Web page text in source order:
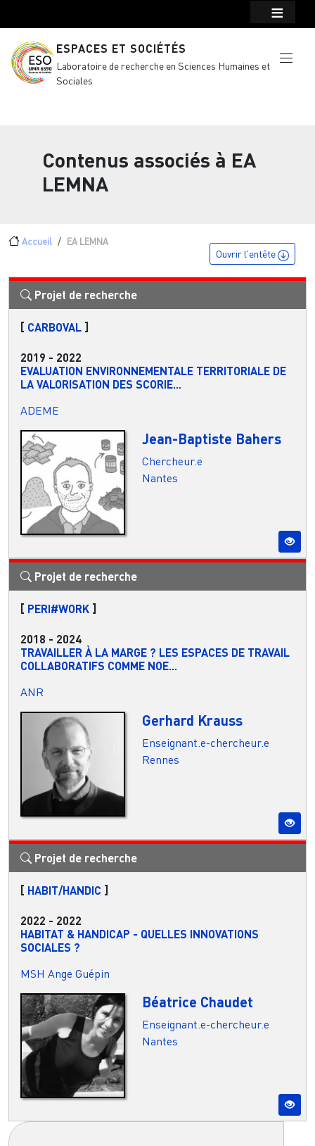
ESPACES ET SOCIÉTÉS
Laboratoire de recherche en Sciences Humaines et
Sociales
Contenus associés à EA
LEMNA
Fil d'Ariane
Accueil EA LEMNA
Ouvrir l'entête
Projet de recherche
[ CARBOVAL ]
2019 - 2022
EVALUATION ENVIRONNEMENTALE TERRITORIALE DE
LA VALORISATION DES SCORIE...
ADEME
Jean-Baptiste Bahers
Chercheur.e
Nantes
Projet de recherche
[ PERI#WORK ]
2018 - 2024
TRAVAILLER À LA MARGE ? LES ESPACES DE TRAVAIL
COLLABORATIFS COMME NOE...
ANR
Gerhard Krauss
Enseignant.e-chercheur.e
Rennes
Projet de recherche
[ HABIT/HANDIC ]
2022 - 2022
HABITAT & HANDICAP - QUELLES INNOVATIONS
SOCIALES ?
MSH Ange Guépin
Béatrice Chaudet
Enseignant.e-chercheur.e
Nantes